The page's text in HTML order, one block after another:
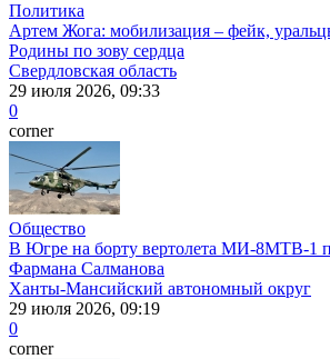
Политика
Артем Жога: мобилизация – фейк,
Родины по зову сердца
Свердловская область
29 июля 2026, 09:33
0
corner
Общество
В Югре на борту вертолета МИ-8МТВ-1
Фармана Салманова
Ханты-Мансийский автономный округ
29 июля 2026, 09:19
0
corner